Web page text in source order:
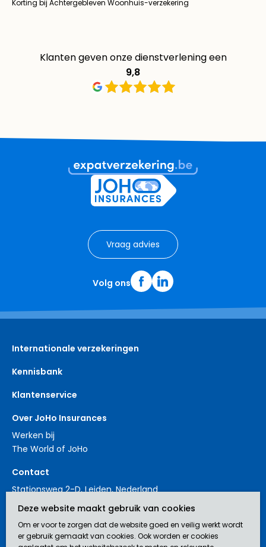
Korting bij Achtergebleven Woonhuis-verzekering
Klanten geven onze dienstverlening een
9,8
Vraag advies
Volg ons
Internationale verzekeringen
Kennisbank
Klantenservice
Over JoHo Insurances
Werken bij
The World of JoHo
Contact
Stationsweg 2-D, Leiden, Nederland
+31 88 3214561
contact@johoinsurances.org
Deze website maakt gebruik van cookies
Om er voor te zorgen dat de website goed en veilig werkt wordt
er gebruik gemaakt van cookies. Ook worden er cookies